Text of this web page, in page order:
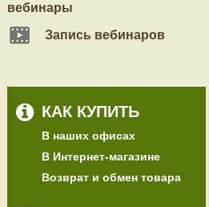
вебинары
Запись вебинаров
КАК КУПИТЬ
В наших офисах
В Интернет-магазине
Возврат и обмен товара